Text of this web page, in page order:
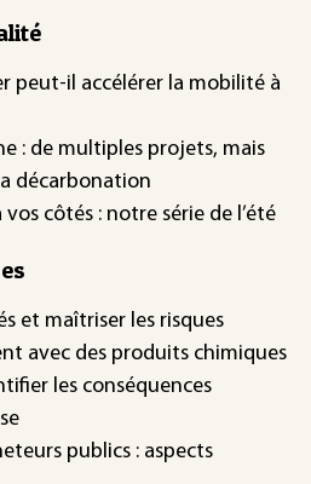
peut-il accélérer la mobilité à
: de multiples projets, mais
décarbonation
côtés : notre série de l’été
et maîtriser les risques
avec des produits chimiques
les conséquences
publics : aspects